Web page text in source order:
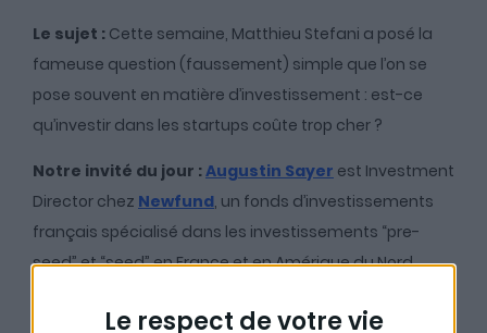
Le respect de votre vie
Le sujet : Cette semaine, Matthieu Stefani a posé la
fameuse question (faussement) simple que l’on se
pose souvent en matière d’investissement : est-ce
qu’investir dans les startups coûte trop cher ?
Notre invité du jour :Augustin Sayer est Investment
Director chez Newfund, un fonds d’investissements
français spécialisé dans les investissements “pre-
seed” et “seed” en France et en Amérique du Nord.
Au micro de Matthieu Stefani
, cofondateur de